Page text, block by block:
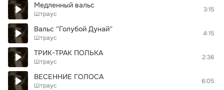
Медленный вальс
Штраус
3:15
Вальс ''Голубой Дунай''
Штраус
4:15
ТРИК-ТРАК ПОЛЬКА
Штраус
2:36
ВЕСЕННИЕ ГОЛОСА
Штраус
6:05